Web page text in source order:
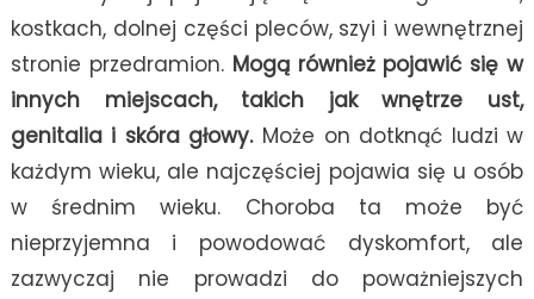
kostkach, dolnej części pleców, szyi i wewnętrznej
stronie przedramion. Mogą również pojawić się w
innych miejscach, takich jak wnętrze ust,
genitalia i skóra głowy.Może on dotknąć ludzi w
każdym wieku, ale najczęściej pojawia się u osób
w średnim wieku. Choroba ta może być
nieprzyjemna i powodować dyskomfort, ale
zazwyczaj nie prowadzi do poważniejszych